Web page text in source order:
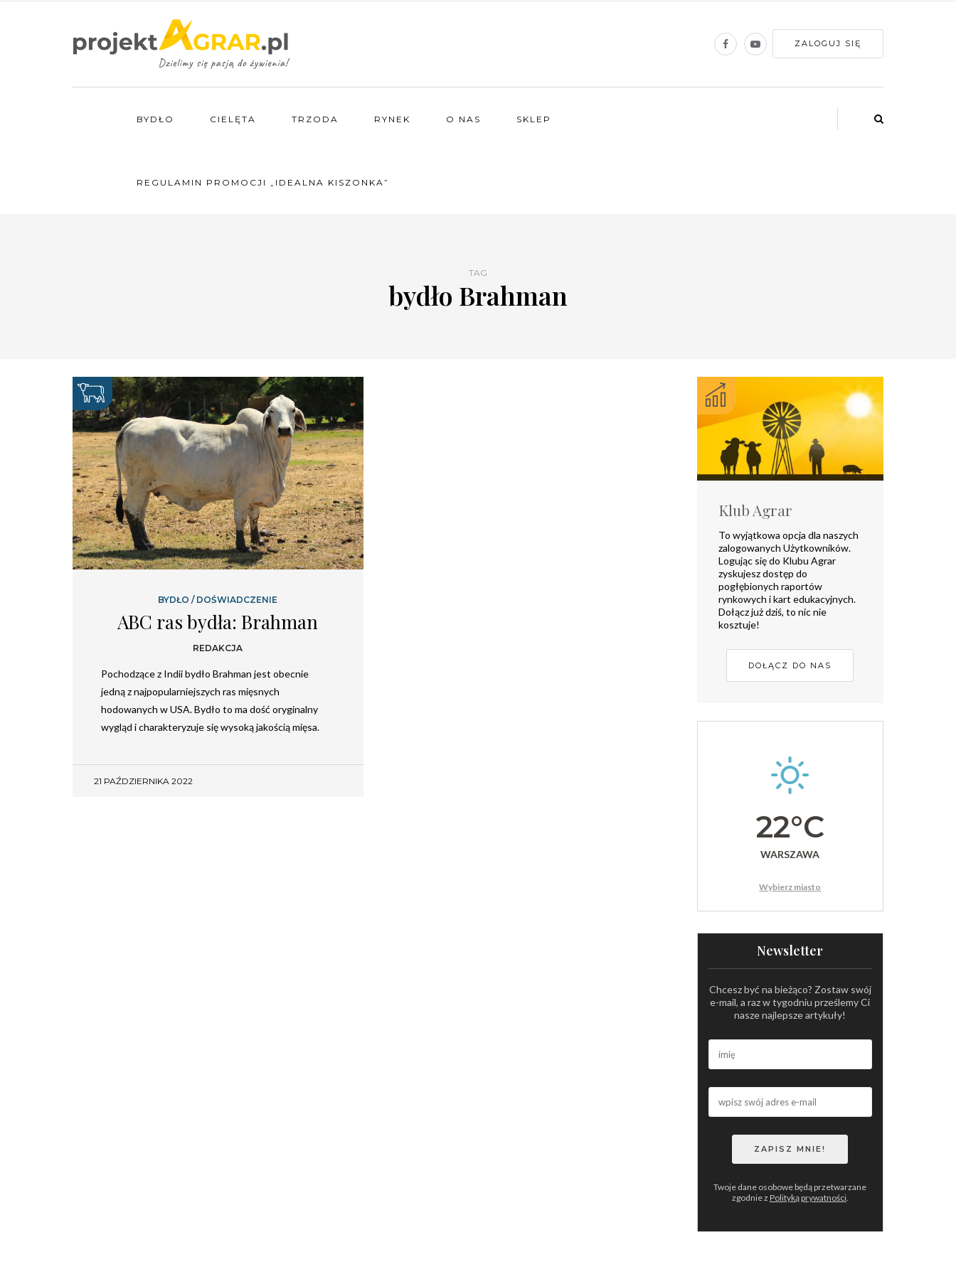
ZALOGUJ SIĘ
BYDŁO CIELĘTA TRZODA RYNEK O NAS SKLEP
REGULAMIN PROMOCJI „IDEALNA KISZONKA”
TAG
bydło Brahman
BYDŁO / DOŚWIADCZENIE
ABC ras bydła: Brahman
REDAKCJA
Pochodzące z Indii bydło Brahman jest obecnie
jedną z najpopularniejszych ras mięsnych
hodowanych w USA. Bydło to ma dość oryginalny
wygląd i charakteryzuje się wysoką jakością mięsa.
21 PAŹDZIERNIKA 2022
Klub Agrar
To wyjątkowa opcja dla naszych
zalogowanych Użytkowników.
Logując się do Klubu Agrar
zyskujesz dostęp do
pogłębionych raportów
rynkowych i kart edukacyjnych.
Dołącz już dziś, to nic nie
kosztuje!
DOŁĄCZ DO NAS
22°C
WARSZAWA
Wybierz miasto
Newsletter
Chcesz być na bieżąco? Zostaw swój
e-mail, a raz w tygodniu prześlemy Ci
nasze najlepsze artykuły!
Twoje dane osobowe będą przetwarzane
zgodnie z Polityką prywatności.